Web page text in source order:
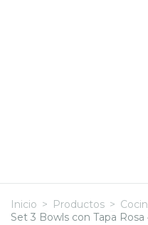
Inicio > Productos >
Set 3 Bowls con Tapa